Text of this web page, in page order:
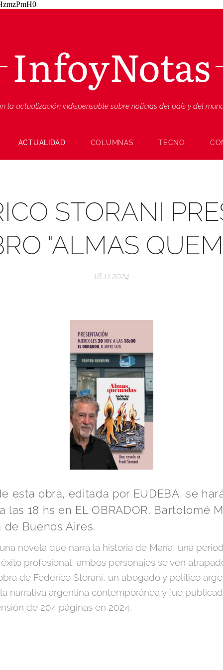
InfoyNotas
la actualización indispensable sobre noticias del país y del
ACTUALIDAD COLUMNAS TECNO
STORANI
"ALMAS
18.11.2024
esta obra, editada por EUDEBA, se
las 18 hs en EL OBRADOR, Bartolomé
Buenos Aires.
novela que narra la historia de María, una
profesional, ambos personajes se ven
de Federico Storani, un abogado y político
narrativa argentina contemporánea y fue
de 204 páginas en 2024.